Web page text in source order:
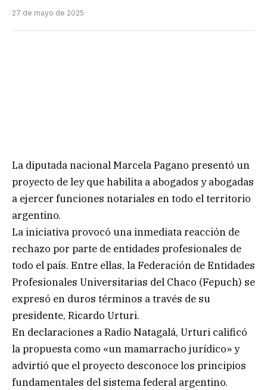
27 de mayo de 2025
La diputada nacional Marcela Pagano presentó un
proyecto de ley que habilita a abogados y abogadas
a ejercer funciones notariales en todo el territorio
argentino.
La iniciativa provocó una inmediata reacción de
rechazo por parte de entidades profesionales de
todo el país. Entre ellas, la Federación de Entidades
Profesionales Universitarias del Chaco (Fepuch) se
expresó en duros términos a través de su
presidente, Ricardo Urturi.
En declaraciones a Radio Natagalá, Urturi calificó
la propuesta como «un mamarracho jurídico» y
advirtió que el proyecto desconoce los principios
fundamentales del sistema federal argentino.